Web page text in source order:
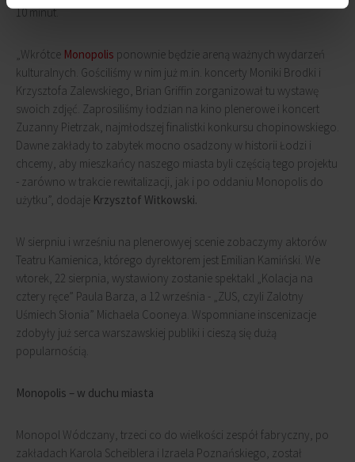
10 minut.
„Wkrótce Monopolis ponownie będzie areną ważnych wydarzeń
kulturalnych. Gościliśmy w nim już m.in. koncerty Moniki Brodki i
Krzysztofa Zalewskiego, Brian Griffin zorganizował tu wystawę
swoich zdjęć. Zaprosiliśmy łodzian na kino plenerowe i koncert
Zuzanny Pietrzak, najmłodszej finalistki konkursu chopinowskiego.
Dawne zakłady to zabytek mocno osadzony w historii Łodzi i
chcemy, aby mieszkańcy naszego miasta byli częścią tego projektu
- zarówno w trakcie rewitalizacji, jak i po oddaniu Monopolis do
użytku”, dodaje Krzysztof Witkowski.
W sierpniu i wrześniu na plenerowyej scenie zobaczymy aktorów
Teatru Kamienica, którego dyrektorem jest Emilian Kamiński. We
wtorek, 22 sierpnia, wystawiony zostanie spektakl „Kolacja na
cztery ręce” Paula Barza, a 12 września - „ZUS, czyli Zalotny
Uśmiech Słonia” Michaela Cooneya. Wspomniane inscenizacje
zdobyły już serca warszawskiej publiki i cieszą się dużą
popularnością.
Monopolis – w duchu miasta
Monopol Wódczany, trzeci co do wielkości zespół fabryczny, po
zakładach Karola Scheiblera i Izraela Poznańskiego, został